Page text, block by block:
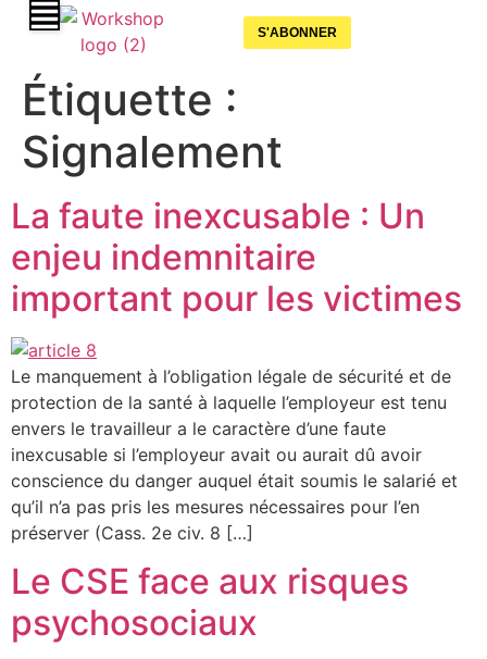
S'ABONNER
Étiquette :
Signalement
La faute inexcusable : Un
enjeu indemnitaire
important pour les victimes
Le manquement à l’obligation légale de sécurité et de
protection de la santé à laquelle l’employeur est tenu
envers le travailleur a le caractère d’une faute
inexcusable si l’employeur avait ou aurait dû avoir
conscience du danger auquel était soumis le salarié et
qu’il n’a pas pris les mesures nécessaires pour l’en
préserver (Cass. 2e civ. 8 […]
Le CSE face aux risques
psychosociaux